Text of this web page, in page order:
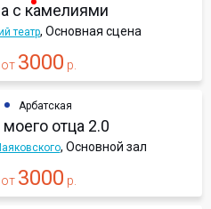
с камелиями
театр, Основная сцена
от 3000 р.
Арбатская
отца 2.0
, Основной зал
от 3000 р.